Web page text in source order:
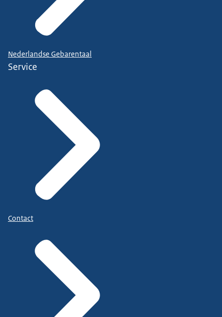
Nederlandse Gebarentaal
Service
Contact